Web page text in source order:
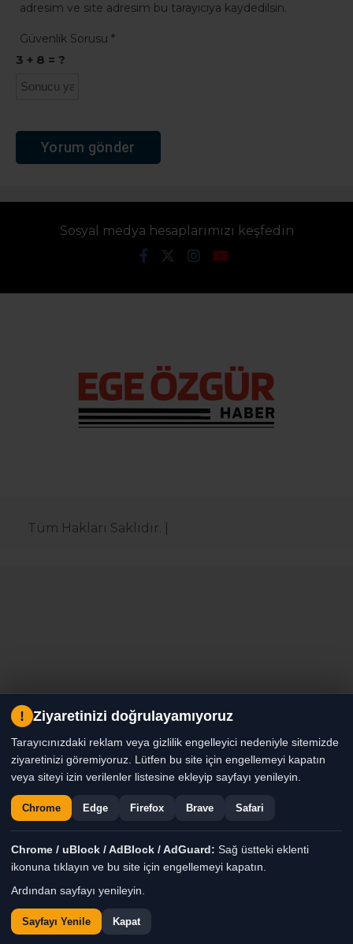
adresim ve site adresim bu tarayıcıya kaydedilsin.
Güvenlik Sorusu *
3 + 8 = ?
Sosyal medya hesaplarımızı keşfedin
Tüm Hakları Saklıdır. |
! Ziyaretinizi doğrulayamıyoruz
Tarayıcınızdaki reklam veya gizlilik engelleyici nedeniyle sitemizde
ziyaretinizi göremiyoruz. Lütfen bu site için engellemeyi kapatın
veya siteyi izin verilenler listesine ekleyip sayfayı yenileyin.
Chrome Edge Firefox Brave Safari
Chrome / uBlock / AdBlock / AdGuard: Sağ üstteki eklenti
ikonuna tıklayın ve bu site için engellemeyi kapatın.
Ardından sayfayı yenileyin.
Sayfayı Yenile Kapat